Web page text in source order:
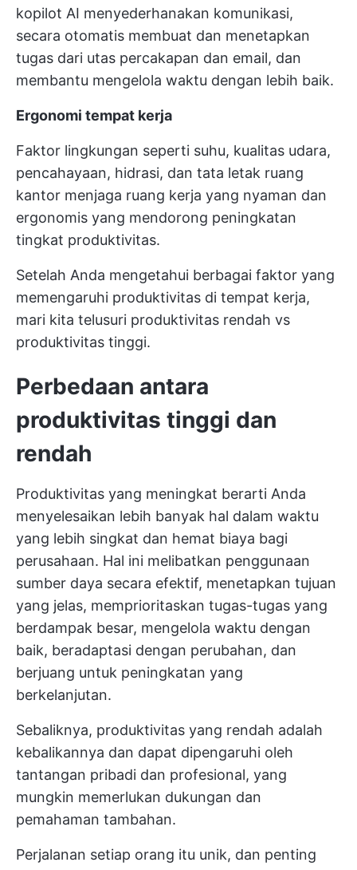
kopilot AI menyederhanakan komunikasi,
secara otomatis membuat dan menetapkan
tugas dari utas percakapan dan email, dan
membantu mengelola waktu dengan lebih baik.
Ergonomi tempat kerja
Faktor lingkungan seperti suhu, kualitas udara,
pencahayaan, hidrasi, dan tata letak ruang
kantor menjaga ruang kerja yang nyaman dan
ergonomis yang mendorong peningkatan
tingkat produktivitas.
Setelah Anda mengetahui berbagai faktor yang
memengaruhi produktivitas di tempat kerja,
mari kita telusuri produktivitas rendah vs
produktivitas tinggi.
Perbedaan antara
produktivitas tinggi dan
rendah
Produktivitas yang meningkat berarti Anda
menyelesaikan lebih banyak hal dalam waktu
yang lebih singkat dan hemat biaya bagi
perusahaan. Hal ini melibatkan penggunaan
sumber daya secara efektif, menetapkan tujuan
yang jelas, memprioritaskan tugas-tugas yang
berdampak besar, mengelola waktu dengan
baik, beradaptasi dengan perubahan, dan
berjuang untuk peningkatan yang
berkelanjutan.
Sebaliknya, produktivitas yang rendah adalah
kebalikannya dan dapat dipengaruhi oleh
tantangan pribadi dan profesional, yang
mungkin memerlukan dukungan dan
pemahaman tambahan.
Perjalanan setiap orang itu unik, dan penting